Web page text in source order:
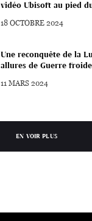
vidéo Ubisoft au pied
18 OCTOBRE 2024
Une reconquête de la
allures de Guerre froide
11 MARS 2024
EN VOIR PLUS